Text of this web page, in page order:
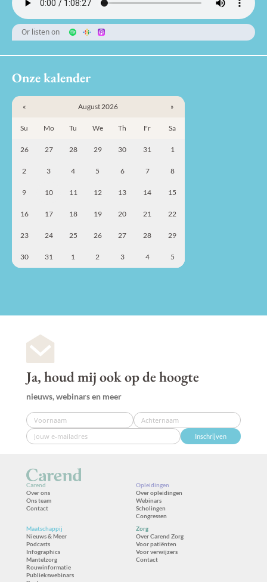
Or listen on
Onze kalender
« August 2026 »
Su Mo Tu We Th Fr Sa
26 27 28 29 30 31 1
2 3 4 5 6 7 8
9 10 11 12 13 14 15
16 17 18 19 20 21 22
23 24 25 26 27 28 29
30 31 1 2 3 4 5
Ja, houd mij ook op de hoogte
nieuws, webinars en meer
Inschrijven
Carend
Over ons
Ons team
Contact
Opleidingen
Over opleidingen
Webinars
Scholingen
Congressen
Maatschappij
Nieuws & Meer
Podcasts
Infographics
Mantelzorg
Rouwinformatie
Publiekswebinars
Zorg
Over Carend Zorg
Voor patiënten
Voor verwijzers
Contact